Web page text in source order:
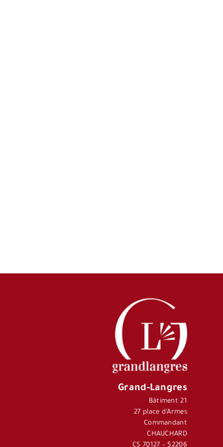
Grand-Langres
Bâtiment 21
27 place d’Armes
Commandant
CHAUCHARD
CS 70127 – 52206